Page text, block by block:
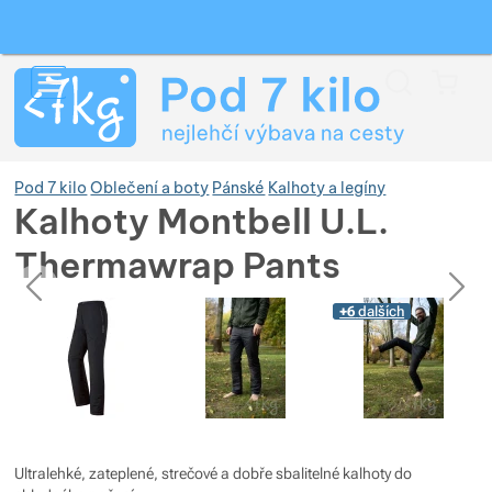
Pod 7 kilo Oblečení a boty Pánské Kalhoty a legíny
Kalhoty Montbell U.L.
Thermawrap Pants
Fotografie
předchozí
následující
Fotografie +6 dalších
Ultralehké, zateplené, strečové a dobře sbalitelné kalhoty do
Zobrazit více
Zobrazit více
Zobrazit více
Zobrazit více
Zobrazit více